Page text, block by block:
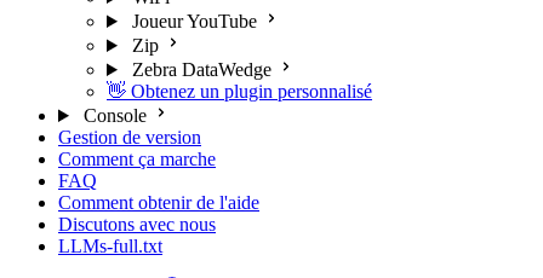
Joueur YouTube
Zip
Zebra DataWedge
👋 Obtenez un plugin personnalisé
Console
Gestion de version
Comment ça marche
FAQ
Comment obtenir de l'aide
Discutons avec nous
LLMs-full.txt